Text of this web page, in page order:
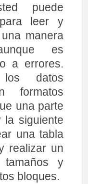
puede
leer y
manera
es
a errores.
los datos
formatos
una parte
siguiente
una tabla
realizar un
tamaños y
bloques.